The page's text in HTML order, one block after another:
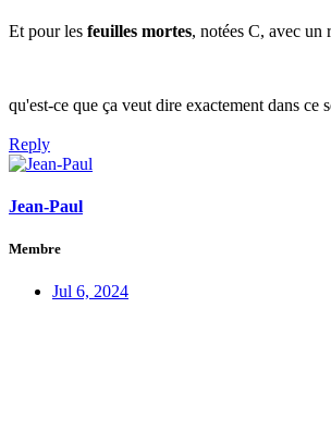
Et pour les feuilles mortes, notées C, avec un
qu'est-ce que ça veut dire exactement dans ce
Reply
Jean-Paul
Membre
Jul 6, 2024